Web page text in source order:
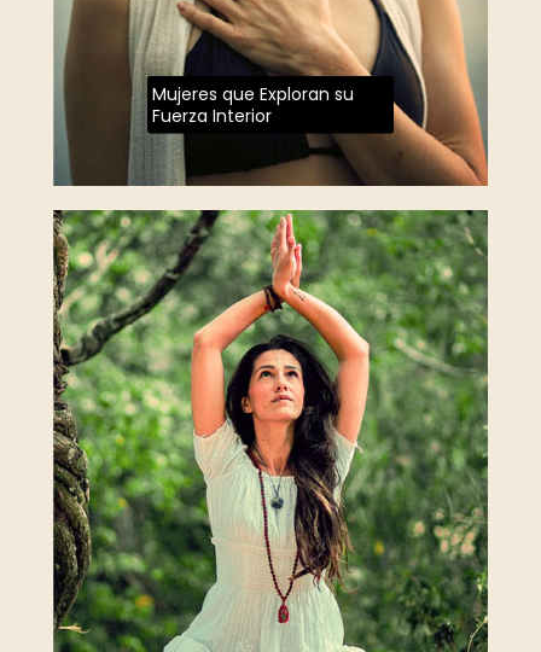
Mujeres que Exploran su
Fuerza Interior